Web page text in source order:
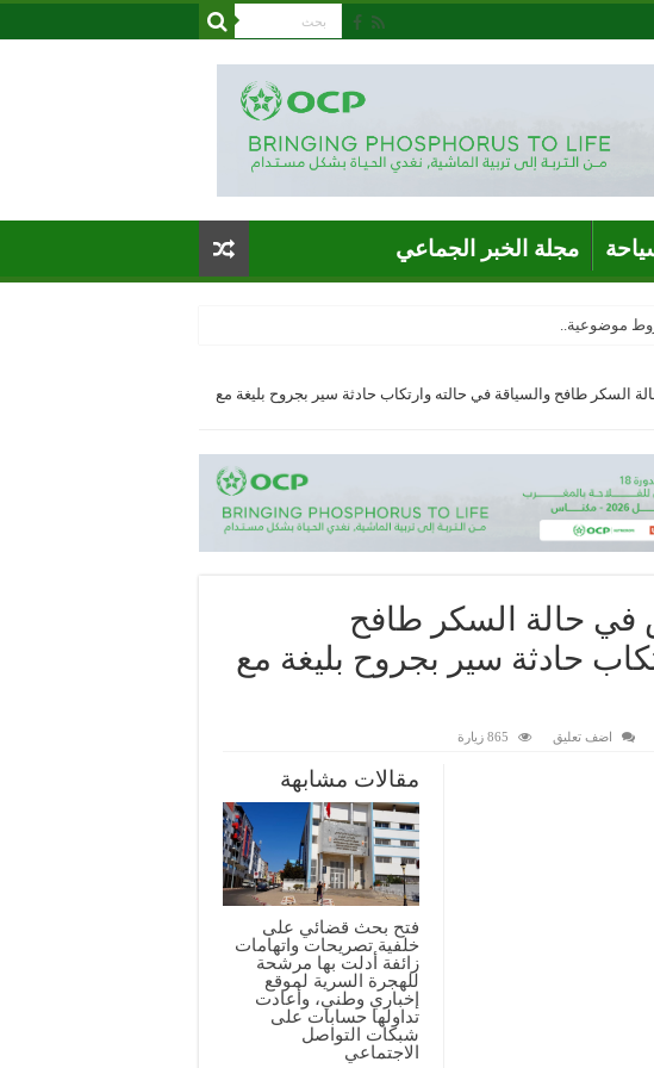
مجلة الخبر الجماعي
موضوعية..
السكر طافح والسياقة في حالته وارتكاب حادثة سير بجروح بليغة مع
حالة السكر طافح
حادثة سير بجروح بليغة مع
اضف تعليق 865 زيارة
مقالات مشابهة
فتح بحث قضائي على
خلفية تصريحات واتهامات
زائفة أدلت بها مرشحة
للهجرة السرية لموقع
إخباري وطني، وأعادت
تداولها حسابات على
شبكات التواصل
الاجتماعي